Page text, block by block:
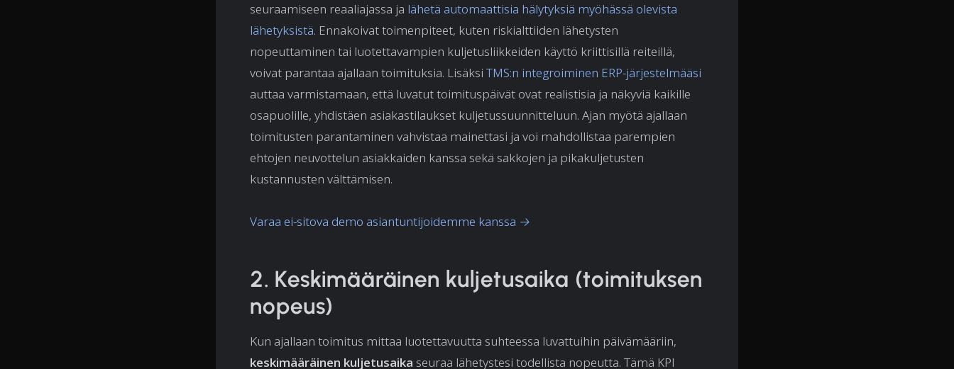
seuraamiseen reaaliajassa ja lähetä automaattisia hälytyksiä myöhässä olevista
lähetyksistä. Ennakoivat toimenpiteet, kuten riskialttiiden lähetysten
nopeuttaminen tai luotettavampien kuljetusliikkeiden käyttö kriittisillä reiteillä,
voivat parantaa ajallaan toimituksia. Lisäksi TMS:n integroiminen ERP-järjestelmääsi
auttaa varmistamaan, että luvatut toimituspäivät ovat realistisia ja näkyviä kaikille
osapuolille, yhdistäen asiakastilaukset kuljetussuunnitteluun. Ajan myötä ajallaan
toimitusten parantaminen vahvistaa mainettasi ja voi mahdollistaa parempien
ehtojen neuvottelun asiakkaiden kanssa sekä sakkojen ja pikakuljetusten
kustannusten välttämisen.
Varaa ei-sitova demo asiantuntijoidemme kanssa →
2. Keskimääräinen kuljetusaika (toimituksen
nopeus)
Kun ajallaan toimitus mittaa luotettavuutta suhteessa luvattuihin päivämääriin,
keskimääräinen kuljetusaika seuraa lähetystesi todellista nopeutta. Tämä KPI